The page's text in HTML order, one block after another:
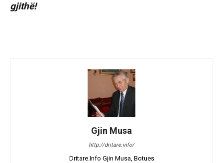
gjithë!
Gjin Musa
http://dritare.info/
Dritare.Info Gjin Musa, Botues